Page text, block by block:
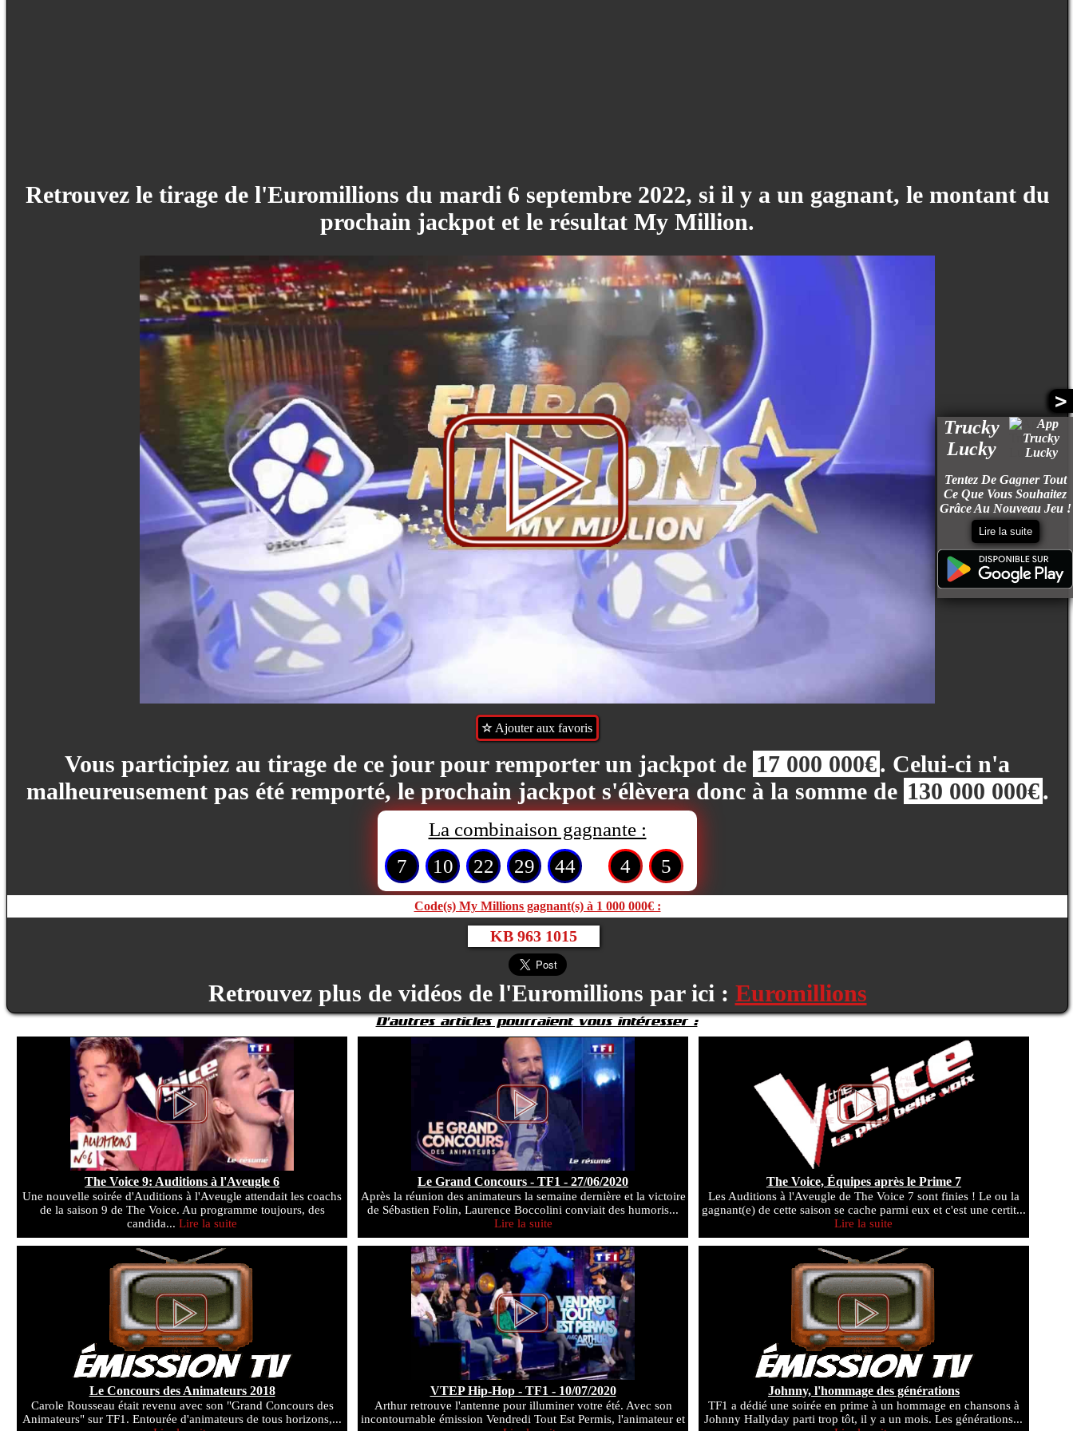
>
Trucky
Lucky
Tentez De Gagner Tout
Ce Que Vous Souhaitez
Grâce Au Nouveau Jeu !
Lire la suite
Retrouvez le tirage de l'Euromillions du mardi 6 septembre 2022, si il y a un gagnant, le montant du
prochain jackpot et le résultat My Million.
Ajouter aux favoris
Vous participiez au tirage de ce jour pour remporter un jackpot de 17 000 000€. Celui-ci n'a
malheureusement pas été remporté, le prochain jackpot s'élèvera donc à la somme de 130 000 000€.
La combinaison gagnante :
7
10 22 29 44 4 5
Code(s) My Millions gagnant(s) à 1 000 000€ :
KB 963 1015
Retrouvez plus de vidéos de l'Euromillions par ici : Euromillions
D'autres articles pourraient vous intéresser :
The Voice 9: Auditions à l'Aveugle 6
Une nouvelle soirée d'Auditions à l'Aveugle attendait les coachs
de la saison 9 de The Voice. Au programme toujours, des
candida...Lire la suite
Le Grand Concours - TF1 - 27/06/2020
Après la réunion des animateurs la semaine dernière et la victoire
de Sébastien Folin, Laurence Boccolini conviait des humoris...
Lire la suite
The Voice, Équipes après le Prime 7
Les Auditions à l'Aveugle de The Voice 7 sont finies ! Le ou la
gagnant(e) de cette saison se cache parmi eux et c'est une certit...
Lire la suite
Le Concours des Animateurs 2018
Carole Rousseau était revenu avec son "Grand Concours des
Animateurs" sur TF1. Entourée d'animateurs de tous horizons,...
VTEP Hip-Hop - TF1 - 10/07/2020
Arthur retrouve l'antenne pour illuminer votre été. Avec son
incontournable émission Vendredi Tout Est Permis, l'animateur et
Johnny, l'hommage des générations
TF1 a dédié une soirée en prime à un hommage en chansons à
Johnny Hallyday parti trop tôt, il y a un mois. Les générations...